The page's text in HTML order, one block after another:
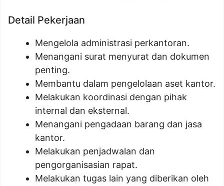
Detail Pekerjaan
Mengelola administrasi perkantoran.
Menangani surat menyurat dan dokumen
penting.
Membantu dalam pengelolaan aset kantor.
Melakukan koordinasi dengan pihak
internal dan eksternal.
Menangani pengadaan barang dan jasa
kantor.
Melakukan penjadwalan dan
pengorganisasian rapat.
Melakukan tugas lain yang diberikan oleh